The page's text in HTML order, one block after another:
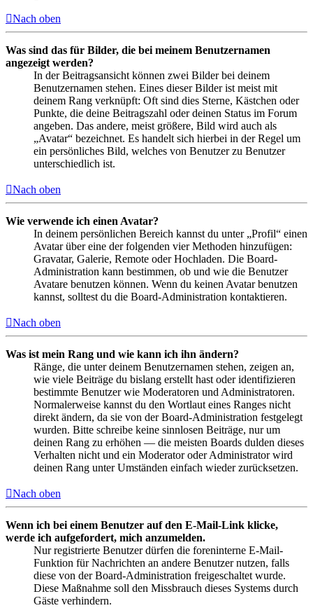
Nach oben
Was sind das für Bilder, die bei meinem Benutzernamen
angezeigt werden?
In der Beitragsansicht können zwei Bilder bei deinem
Benutzernamen stehen. Eines dieser Bilder ist meist mit
deinem Rang verknüpft: Oft sind dies Sterne, Kästchen oder
Punkte, die deine Beitragszahl oder deinen Status im Forum
angeben. Das andere, meist größere, Bild wird auch als
„Avatar“ bezeichnet. Es handelt sich hierbei in der Regel um
ein persönliches Bild, welches von Benutzer zu Benutzer
unterschiedlich ist.
Nach oben
Wie verwende ich einen Avatar?
In deinem persönlichen Bereich kannst du unter „Profil“ einen
Avatar über eine der folgenden vier Methoden hinzufügen:
Gravatar, Galerie, Remote oder Hochladen. Die Board-
Administration kann bestimmen, ob und wie die Benutzer
Avatare benutzen können. Wenn du keinen Avatar benutzen
kannst, solltest du die Board-Administration kontaktieren.
Nach oben
Was ist mein Rang und wie kann ich ihn ändern?
Ränge, die unter deinem Benutzernamen stehen, zeigen an,
wie viele Beiträge du bislang erstellt hast oder identifizieren
bestimmte Benutzer wie Moderatoren und Administratoren.
Normalerweise kannst du den Wortlaut eines Ranges nicht
direkt ändern, da sie von der Board-Administration festgelegt
wurden. Bitte schreibe keine sinnlosen Beiträge, nur um
deinen Rang zu erhöhen — die meisten Boards dulden dieses
Verhalten nicht und ein Moderator oder Administrator wird
deinen Rang unter Umständen einfach wieder zurücksetzen.
Nach oben
Wenn ich bei einem Benutzer auf den E-Mail-Link klicke,
werde ich aufgefordert, mich anzumelden.
Nur registrierte Benutzer dürfen die foreninterne E-Mail-
Funktion für Nachrichten an andere Benutzer nutzen, falls
diese von der Board-Administration freigeschaltet wurde.
Diese Maßnahme soll den Missbrauch dieses Systems durch
Gäste verhindern.